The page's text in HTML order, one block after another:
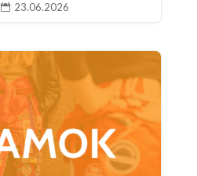
 23.06.2026